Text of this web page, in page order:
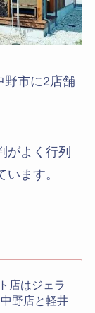
野市に2店舗
がよく行列
ます。
店はジェラ
野店と軽井